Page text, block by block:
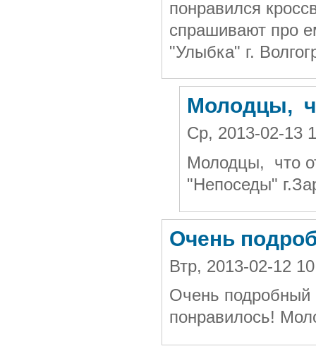
понравился
спрашивают про
"Улыбка" г.
Молодцы,
Ср, 2013-02-13
Молодцы, что
"Непоседы"
Очень
Втр, 2013-02-12
Очень подробный
понравилось!